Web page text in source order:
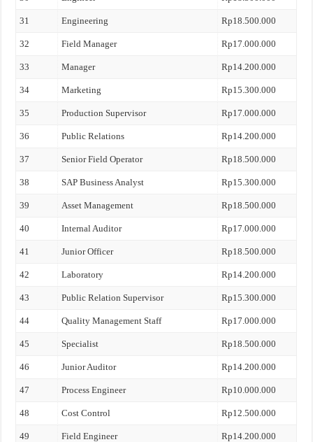
31 Engineering Rp18.500.000
32 Field Manager Rp17.000.000
33 Manager Rp14.200.000
34 Marketing Rp15.300.000
35 Production Supervisor Rp17.000.000
36 Public Relations Rp14.200.000
37 Senior Field Operator Rp18.500.000
38 SAP Business Analyst Rp15.300.000
39 Asset Management Rp18.500.000
40 Internal Auditor Rp17.000.000
41 Junior Officer Rp18.500.000
42 Laboratory Rp14.200.000
43 Public Relation Supervisor Rp15.300.000
44 Quality Management Staff Rp17.000.000
45 Specialist Rp18.500.000
46 Junior Auditor Rp14.200.000
47 Process Engineer Rp10.000.000
48 Cost Control Rp12.500.000
49 Field Engineer Rp14.200.000